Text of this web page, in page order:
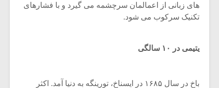
هاى زبانى از اعمالمان سرچشمه مى گیرد و با فشارهاى
تکنیک سرکوب مى شود.
یتیمى در ۱۰ سالگى
باخ در سال ۱۶۸۵ در ایسناخ، تورینگه به دنیا آمد. اکثر